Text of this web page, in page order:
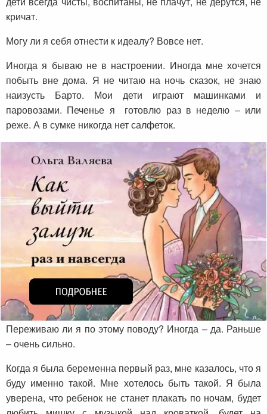
кричат.
Могу ли я себя отнести к идеалу? Вовсе нет.
Иногда я бываю не в настроении. Иногда мне хочется
побыть вне дома. Я не читаю на ночь сказок, не знаю
наизусть Барто. Мои дети играют машинками и
паровозами. Печенье я готовлю раз в неделю – или
реже. А в сумке никогда нет салфеток.
Переживаю ли я по этому поводу? Иногда – да. Раньше
– очень сильно.
Когда я была беременна первый раз, мне казалось, что я
буду именно такой. Мне хотелось быть такой. Я была
уверена, что ребенок не станет плакать по ночам, будет